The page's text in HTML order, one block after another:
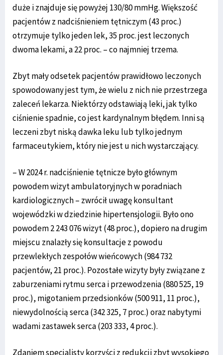
duże i znajduje się powyżej 130/80 mmHg. Większość
pacjentów z nadciśnieniem tętniczym (43 proc.)
otrzymuje tylko jeden lek, 35 proc. jest leczonych
dwoma lekami, a 22 proc. – co najmniej trzema.
Zbyt mały odsetek pacjentów prawidłowo leczonych
spowodowany jest tym, że wielu z nich nie przestrzega
zaleceń lekarza. Niektórzy odstawiają leki, jak tylko
ciśnienie spadnie, co jest kardynalnym błędem. Inni są
leczeni zbyt niską dawka leku lub tylko jednym
farmaceutykiem, który nie jest u nich wystarczający.
– W 2024 r. nadciśnienie tętnicze było głównym
powodem wizyt ambulatoryjnych w poradniach
kardiologicznych – zwrócił uwagę konsultant
wojewódzki w dziedzinie hipertensjologii. Było ono
powodem 2 243 076 wizyt (48 proc.), dopiero na drugim
miejscu znalazły się konsultacje z powodu
przewlekłych zespołów wieńcowych (984 732
pacjentów, 21 proc.). Pozostałe wizyty były związane z
zaburzeniami rytmu serca i przewodzenia (880 525, 19
proc.), migotaniem przedsionków (500 911, 11 proc.),
niewydolnością serca (342 325, 7 proc.) oraz nabytymi
wadami zastawek serca (203 333, 4 proc.).
Zdaniem specjalisty korzyści z redukcji zbyt wysokiego